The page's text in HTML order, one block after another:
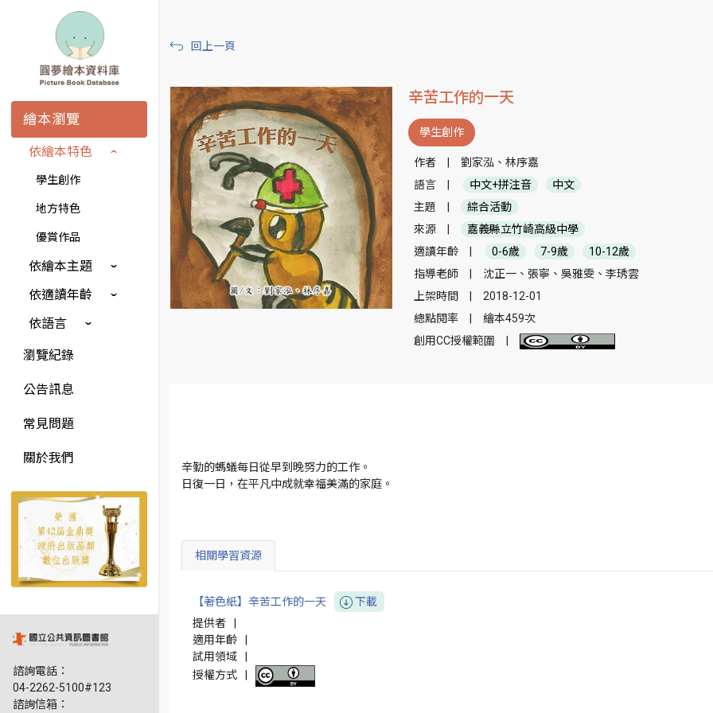
繪本瀏覽
依繪本特色
學生創作
地方特色
優賞作品
依繪本主題
依適讀年齡
依語言
瀏覽紀錄
公告訊息
常見問題
關於我們
諮詢電話：
04-2262-5100#123
諮詢信箱：
回上一頁
辛苦工作的一天
學生創作
作者
劉家泓、林序嘉
語言
中文+拼注音
中文
主題
綜合活動
來源
嘉義縣立竹崎高級中學
適讀年齡
0-6歲 7-9歲
10-12歲
指導老師
沈正一、張寧、吳雅雯、李琇雲
上架時間
2018-12-01
總點閱率
繪本459次
創用CC授權範圍
辛勤的螞蟻每日從早到晚努力的工作。
日復一日，在平凡中成就幸福美滿的家庭。
相關學習資源
【著色紙】辛苦工作的一天
下載
提供者
適用年齡
試用領域
授權方式